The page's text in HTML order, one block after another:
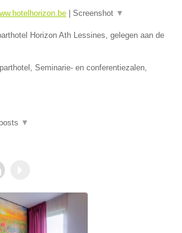
Screenshot ▼
Horizon Ath Lessines, gelegen aan de
Seminarie- en conferentiezalen,
▼